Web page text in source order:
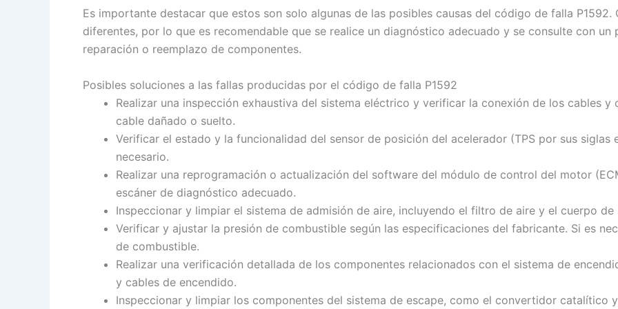
Es importante destacar que estos son solo algunas de las posibles causas del código de falla
diferentes, por lo que es recomendable que se realice un diagnóstico adecuado y se consulte con
reparación o reemplazo de componentes.
Posibles soluciones a las fallas producidas por el código de falla P1592
Realizar una inspección exhaustiva del sistema eléctrico y verificar la conexión de los cables y
cable dañado o suelto.
Verificar el estado y la funcionalidad del sensor de posición del acelerador (TPS por sus siglas
necesario.
Realizar una reprogramación o actualización del software del módulo de control del motor
escáner de diagnóstico adecuado.
Inspeccionar y limpiar el sistema de admisión de aire, incluyendo el filtro de aire y el cuerpo de
Verificar y ajustar la presión de combustible según las especificaciones del fabricante. Si es
de combustible.
Realizar una verificación detallada de los componentes relacionados con el sistema de
y cables de encendido.
Inspeccionar y limpiar los componentes del sistema de escape, como el convertidor catalítico